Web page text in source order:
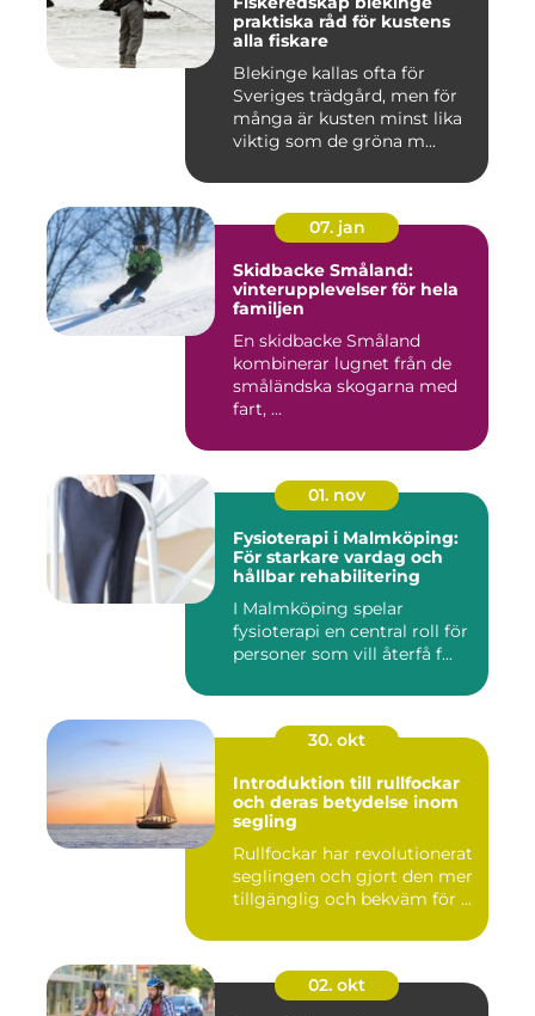
praktiska råd för kustens
alla fiskare
Blekinge kallas ofta för
Sveriges trädgård, men för
många är kusten minst lika
viktig som de gröna m...
07. jan
Skidbacke Småland:
vinterupplevelser för hela
familjen
En skidbacke Småland
kombinerar lugnet från de
småländska skogarna med
fart, ...
01. nov
Fysioterapi i Malmköping:
För starkare vardag och
hållbar rehabilitering
I Malmköping spelar
fysioterapi en central roll för
personer som vill återfå f...
30. okt
Introduktion till rullfockar
och deras betydelse inom
segling
Rullfockar har revolutionerat
seglingen och gjort den mer
tillgänglig och bekväm för ...
02. okt